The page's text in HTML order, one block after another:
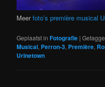
Meerfoto’s première musical
Geplaatst in Fotografie |
Musical, Perron-3, Première,
Urinetown